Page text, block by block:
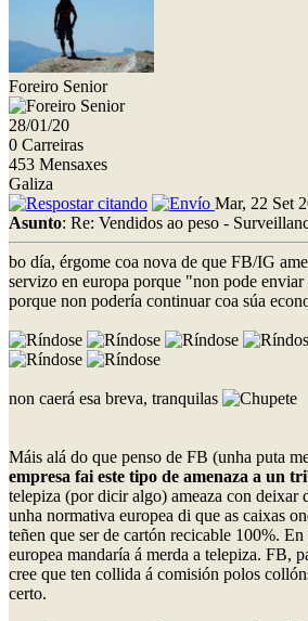
Foreiro Senior
28/01/20
0 Carreiras
453 Mensaxes
Galiza
Mar, 22 Set
Asunto: Re: Vendidos ao peso -
bo día, érgome coa nova de que FB/IG
servizo en europa porque "non pode
porque non podería continuar coa súa
non caerá esa breva, tranquilas
Máis alá do que penso de FB (unha puta
empresa fai este tipo de amenaza a un
telepiza (por dicir algo) ameaza con deixar
unha normativa europea di que as caixas
teñen que ser de cartón recicable 100%.
europea mandaría á merda a telepiza. FB,
cree que ten collida á comisión polos
certo.